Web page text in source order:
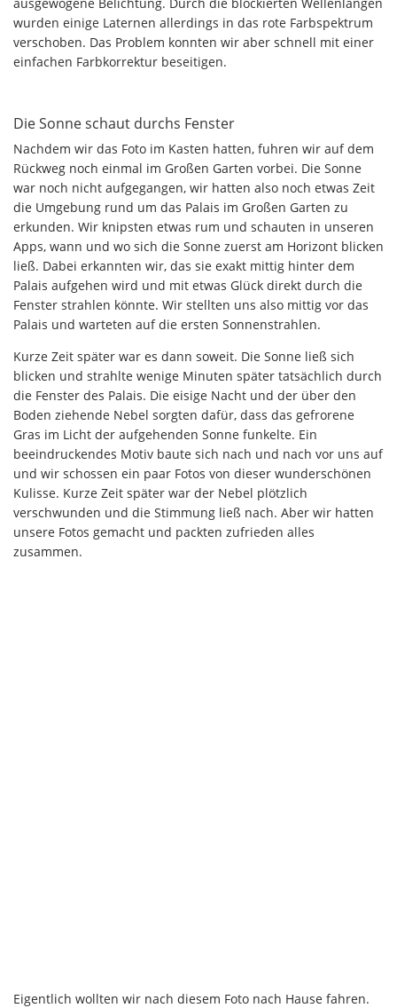
wurden einige Laternen allerdings in das rote Farbspektrum
verschoben. Das Problem konnten wir aber schnell mit einer
einfachen Farbkorrektur beseitigen.
Die Sonne schaut durchs Fenster
Nachdem wir das Foto im Kasten hatten, fuhren wir auf dem
Rückweg noch einmal im Großen Garten vorbei. Die Sonne
war noch nicht aufgegangen, wir hatten also noch etwas Zeit
die Umgebung rund um das Palais im Großen Garten zu
erkunden. Wir knipsten etwas rum und schauten in unseren
Apps, wann und wo sich die Sonne zuerst am Horizont blicken
ließ. Dabei erkannten wir, das sie exakt mittig hinter dem
Palais aufgehen wird und mit etwas Glück direkt durch die
Fenster strahlen könnte. Wir stellten uns also mittig vor das
Palais und warteten auf die ersten Sonnenstrahlen.
Kurze Zeit später war es dann soweit. Die Sonne ließ sich
blicken und strahlte wenige Minuten später tatsächlich durch
die Fenster des Palais. Die eisige Nacht und der über den
Boden ziehende Nebel sorgten dafür, dass das gefrorene
Gras im Licht der aufgehenden Sonne funkelte. Ein
beeindruckendes Motiv baute sich nach und nach vor uns auf
und wir schossen ein paar Fotos von dieser wunderschönen
Kulisse. Kurze Zeit später war der Nebel plötzlich
verschwunden und die Stimmung ließ nach. Aber wir hatten
unsere Fotos gemacht und packten zufrieden alles
zusammen.
Eigentlich wollten wir nach diesem Foto nach Hause fahren.